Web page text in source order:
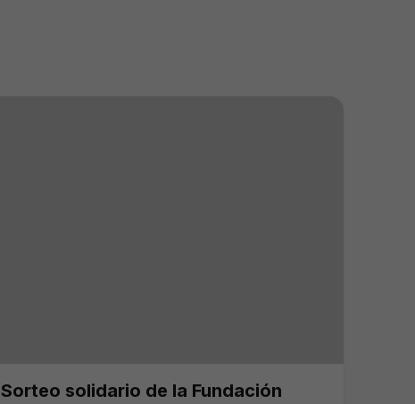
Sorteo solidario de la Fundación